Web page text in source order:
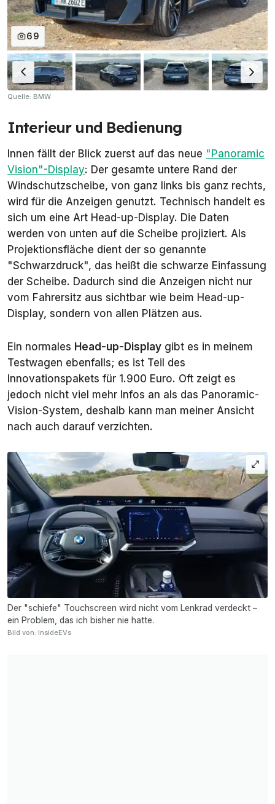
69
Quelle: BMW
Interieur und Bedienung
Innen fällt der Blick zuerst auf das neue "Panoramic
Vision"-Display: Der gesamte untere Rand der
Windschutzscheibe, von ganz links bis ganz rechts,
wird für die Anzeigen genutzt. Technisch handelt es
sich um eine Art Head-up-Display. Die Daten
werden von unten auf die Scheibe projiziert. Als
Projektionsfläche dient der so genannte
"Schwarzdruck", das heißt die schwarze Einfassung
der Scheibe. Dadurch sind die Anzeigen nicht nur
vom Fahrersitz aus sichtbar wie beim Head-up-
Display, sondern von allen Plätzen aus.
Ein normales Head-up-Display gibt es in meinem
Testwagen ebenfalls; es ist Teil des
Innovationspakets für 1.900 Euro. Oft zeigt es
jedoch nicht viel mehr Infos an als das Panoramic-
Vision-System, deshalb kann man meiner Ansicht
nach auch darauf verzichten.
Der "schiefe" Touchscreen wird nicht vom Lenkrad verdeckt –
ein Problem, das ich bisher nie hatte.
Bild von: InsideEVs